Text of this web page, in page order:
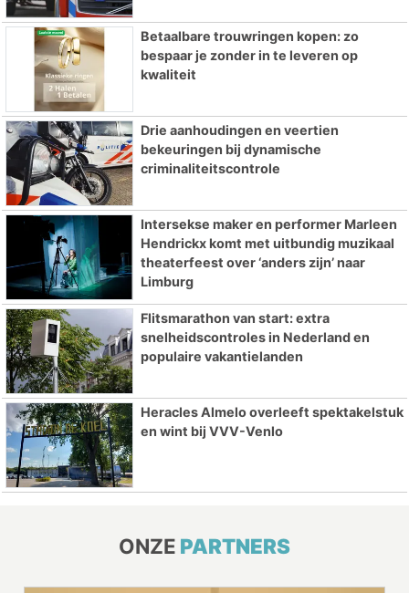
Betaalbare trouwringen kopen: zo
bespaar je zonder in te leveren op
kwaliteit
Drie aanhoudingen en veertien
bekeuringen bij dynamische
criminaliteitscontrole
Intersekse maker en performer Marleen
Hendrickx komt met uitbundig muzikaal
theaterfeest over ‘anders zijn’ naar
Limburg
Flitsmarathon van start: extra
snelheidscontroles in Nederland en
populaire vakantielanden
Heracles Almelo overleeft spektakelstuk
en wint bij VVV-Venlo
ONZE PARTNERS